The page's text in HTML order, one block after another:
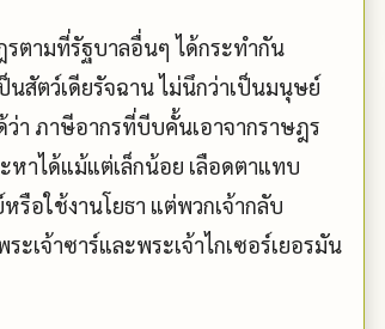
รตามที่รัฐบาลอื่นๆ ได้กระทำกัน
นสัตว์เดียรัจฉาน ไม่นึกว่าเป็นมนุษย์
า ภาษีอากรที่บีบคั้นเอาจากราษฎร
หาได้แม้แต่เล็กน้อย เลือดตาแทบ
รือใช้งานโยธา แต่พวกเจ้ากลับ
เจ้าซาร์และพระเจ้าไกเซอร์เยอรมัน